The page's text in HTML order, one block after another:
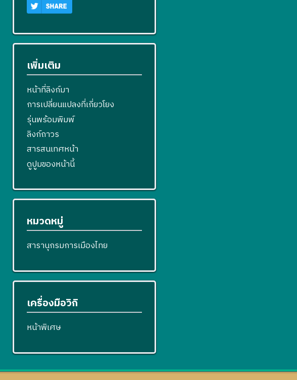
เพิ่มเติม
หน้าที่ลิงก์มา
การเปลี่ยนแปลงที่เกี่ยวโยง
รุ่นพร้อมพิมพ์
ลิงก์ถาวร
สารสนเทศหน้า
ดูปูมของหน้านี้
หมวดหมู่
สารานุกรมการเมืองไทย
เครื่องมือวิกิ
หน้าพิเศษ